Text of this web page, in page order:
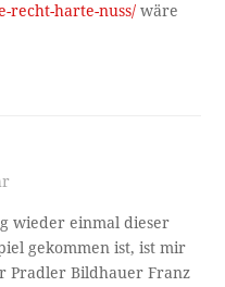
recht-harte-nuss/ wäre
wieder einmal dieser
gekommen ist, ist mir
Pradler Bildhauer Franz